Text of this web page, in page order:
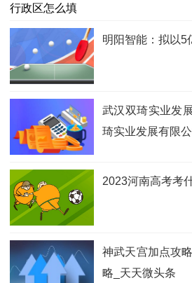
明阳智能：拟以5
武汉双琦实业发
琦实业发展有限
2023河南高考考
神武天宫加点攻
略_天天微头条